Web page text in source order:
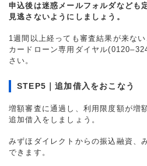
申込後は迷惑メールフォルダなども
見逃さないようにしましょう。
1週間以上経っても審査結果が来な
カードローン専用ダイヤル
さい。
STEP5｜追加借入をおこなう
増額審査に通過し、利用限度額が増
追加借入をしましょう。
みずほダイレクトからの振込融資、
できます。